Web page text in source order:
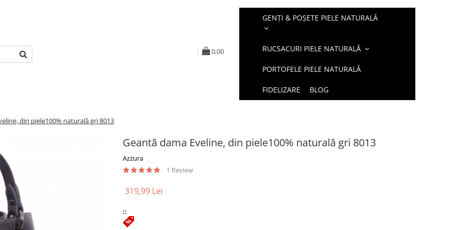
0,00
GENȚI & POȘETE PIELE NATURALĂ
RUCSACURI PIELE NATURALĂ
PORTOFELE PIELE NATURALĂ
FIDELIZARE BLOG
din piele100% naturală gri 8013
Geantă dama Eveline, din piele100% naturală gri 8013
Azzura
1 Review
319,99 Lei
::